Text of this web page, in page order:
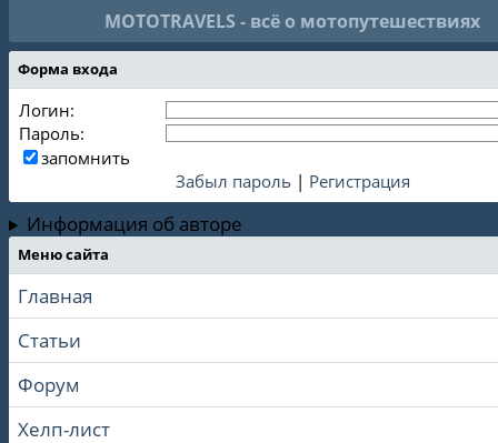
MOTOTRAVELS - всё о мотопутешествиях
Форма входа
Логин:
Пароль:
запомнить
Забыл пароль | Регистрация
Информация об авторе
Меню сайта
Главная
Статьи
Форум
Хелп-лист